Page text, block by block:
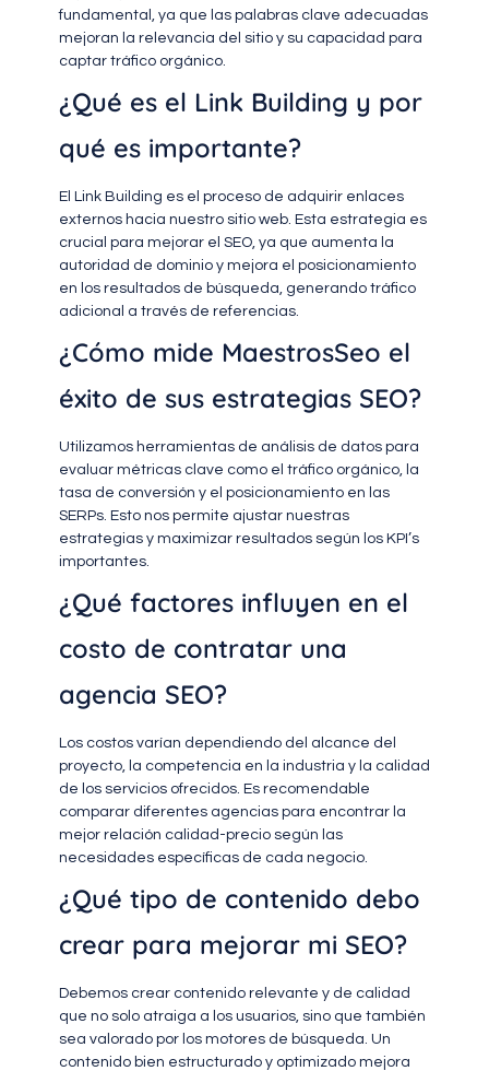
fundamental, ya que las palabras clave adecuadas
mejoran la relevancia del sitio y su capacidad para
captar tráfico orgánico.
¿Qué es el Link Building y por
qué es importante?
El Link Building es el proceso de adquirir enlaces
externos hacia nuestro sitio web. Esta estrategia es
crucial para mejorar el SEO, ya que aumenta la
autoridad de dominio y mejora el posicionamiento
en los resultados de búsqueda, generando tráfico
adicional a través de referencias.
¿Cómo mide MaestrosSeo el
éxito de sus estrategias SEO?
Utilizamos herramientas de análisis de datos para
evaluar métricas clave como el tráfico orgánico, la
tasa de conversión y el posicionamiento en las
SERPs. Esto nos permite ajustar nuestras
estrategias y maximizar resultados según los KPI’s
importantes.
¿Qué factores influyen en el
costo de contratar una
agencia SEO?
Los costos varían dependiendo del alcance del
proyecto, la competencia en la industria y la calidad
de los servicios ofrecidos. Es recomendable
comparar diferentes agencias para encontrar la
mejor relación calidad-precio según las
necesidades específicas de cada negocio.
¿Qué tipo de contenido debo
crear para mejorar mi SEO?
Debemos crear contenido relevante y de calidad
que no solo atraiga a los usuarios, sino que también
sea valorado por los motores de búsqueda. Un
contenido bien estructurado y optimizado mejora